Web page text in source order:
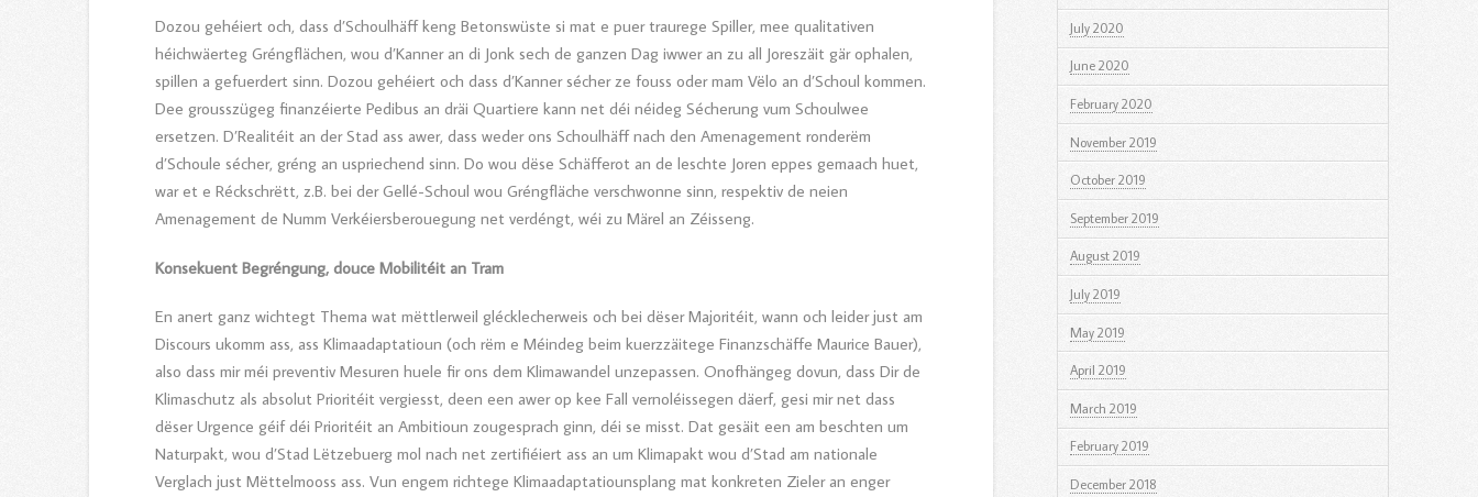
Dozou gehéiert och, dass d’Schoulhäff keng Betonswüste si mat e puer traurege Spiller, mee qualitativen
héichwäerteg Gréngflächen, wou d’Kanner an di Jonk sech de ganzen Dag iwwer an zu all Joreszäit gär ophalen,
spillen a gefuerdert sinn. Dozou gehéiert och dass d’Kanner sécher ze fouss oder mam Vëlo an d’Schoul kommen.
Dee grousszügeg finanzéierte Pedibus an dräi Quartiere kann net déi néideg Sécherung vum Schoulwee
ersetzen. D’Realitéit an der Stad ass awer, dass weder ons Schoulhäff nach den Amenagement ronderëm
d’Schoule sécher, gréng an uspriechend sinn. Do wou dëse Schäfferot an de leschte Joren eppes gemaach huet,
war et e Réckschrëtt, z.B. bei der Gellé-Schoul wou Gréngfläche verschwonne sinn, respektiv de neien
Amenagement de Numm Verkéiersberouegung net verdéngt, wéi zu Märel an Zéisseng.
Konsekuent Begréngung, douce Mobilitéit an Tram
En anert ganz wichtegt Thema wat mëttlerweil glécklecherweis och bei dëser Majoritéit, wann och leider just am
Discours ukomm ass, ass Klimaadaptatioun (och rëm e Méindeg beim kuerzzäitege Finanzschäffe Maurice Bauer),
also dass mir méi preventiv Mesuren huele fir ons dem Klimawandel unzepassen. Onofhängeg dovun, dass Dir de
Klimaschutz als absolut Prioritéit vergiesst, deen een awer op kee Fall vernoléissegen däerf, gesi mir net dass
dëser Urgence géif déi Prioritéit an Ambitioun zougesprach ginn, déi se misst. Dat gesäit een am beschten um
Naturpakt, wou d’Stad Lëtzebuerg mol nach net zertifiéiert ass an um Klimapakt wou d’Stad am nationale
Verglach just Mëttelmooss ass. Vun engem richtege Klimaadaptatiounsplang mat konkreten Zieler an enger
July 2020
June 2020
February 2020
November 2019
October 2019
September 2019
August 2019
July 2019
May 2019
April 2019
March 2019
February 2019
December 2018